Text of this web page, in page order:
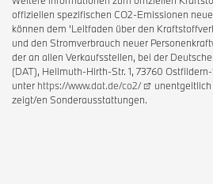
offiziellen spezifischen CO2-Emissionen
können dem 'Leitfaden über den
und den Stromverbrauch neuer
der an allen Verkaufsstellen, bei der
(DAT), Hellmuth-Hirth-Str. 1, 73760
unter https://www.dat.de/co2/
zeigt/en Sonderausstattungen.